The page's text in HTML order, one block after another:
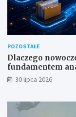
POZOSTAŁE
Dlaczego
fundamentem
30 lipca 2026